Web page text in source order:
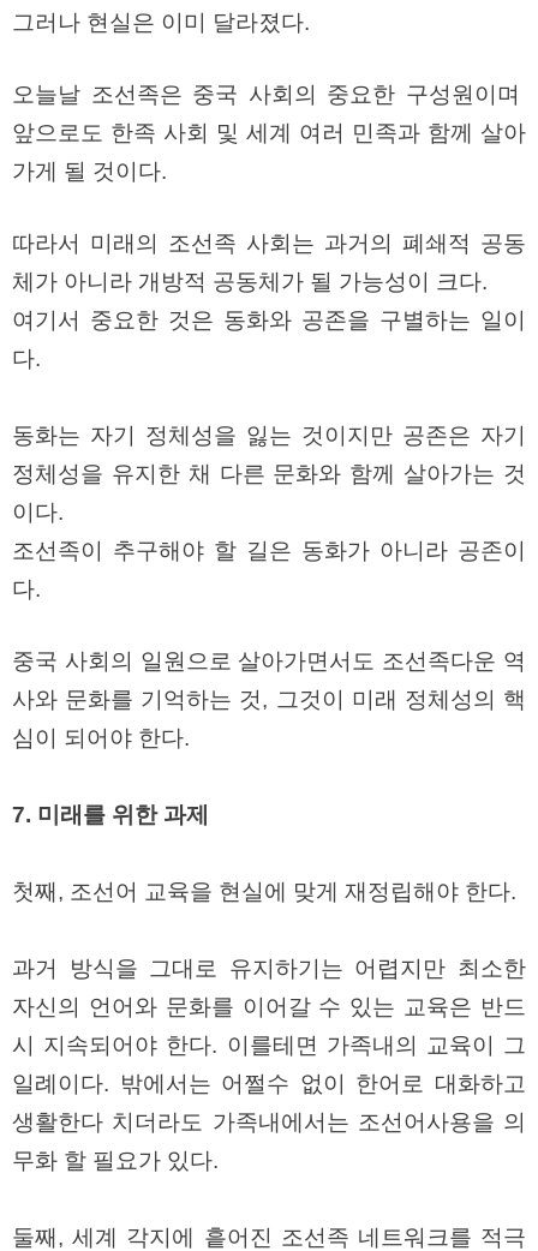
그러나 현실은 이미 달라졌다.
오늘날 조선족은 중국 사회의 중요한 구성원이며
앞으로도 한족 사회 및 세계 여러 민족과 함께 살아
가게 될 것이다.
따라서 미래의 조선족 사회는 과거의 폐쇄적 공동
체가 아니라 개방적 공동체가 될 가능성이 크다.
여기서 중요한 것은 동화와 공존을 구별하는 일이
다.
동화는 자기 정체성을 잃는 것이지만 공존은 자기
정체성을 유지한 채 다른 문화와 함께 살아가는 것
이다.
조선족이 추구해야 할 길은 동화가 아니라 공존이
다.
중국 사회의 일원으로 살아가면서도 조선족다운 역
사와 문화를 기억하는 것, 그것이 미래 정체성의 핵
심이 되어야 한다.
7. 미래를 위한 과제
첫째, 조선어 교육을 현실에 맞게 재정립해야 한다.
과거 방식을 그대로 유지하기는 어렵지만 최소한
자신의 언어와 문화를 이어갈 수 있는 교육은 반드
시 지속되어야 한다. 이를테면 가족내의 교육이 그
일례이다. 밖에서는 어쩔수 없이 한어로 대화하고
생활한다 치더라도 가족내에서는 조선어사용을 의
무화 할 필요가 있다.
둘째, 세계 각지에 흩어진 조선족 네트워크를 적극